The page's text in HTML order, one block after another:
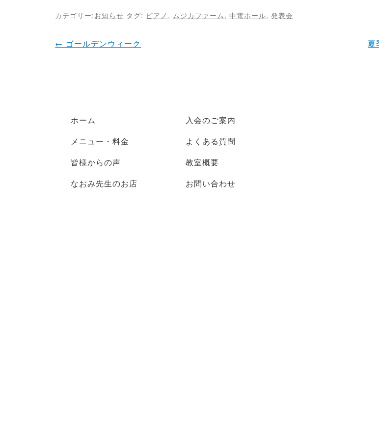
カテゴリー:お知らせ タグ: ピアノ , ムジカファーム ,中電ホール,発表会
← ゴールデンウィーク 夏
ホーム
入会のご案内
メニュー・料金
よくある質問
皆様からの声
教室概要
なおみ先生のお店
お問い合わせ